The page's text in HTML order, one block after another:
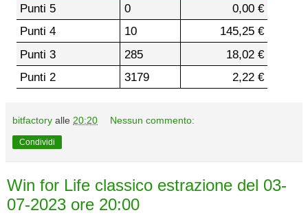
Punti 5
0
0,00 €
Punti 4
10
145,25 €
Punti 3
285
18,02 €
Punti 2
3179 2,22 €
bitfactory alle 20:20 Nessun commento:
Condividi
Win for Life classico estrazione del 03-
07-2023 ore 20:00